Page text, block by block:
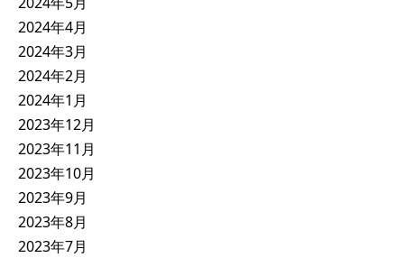
2024年4月
2024年3月
2024年2月
2024年1月
2023年12月
2023年11月
2023年10月
2023年9月
2023年8月
2023年7月